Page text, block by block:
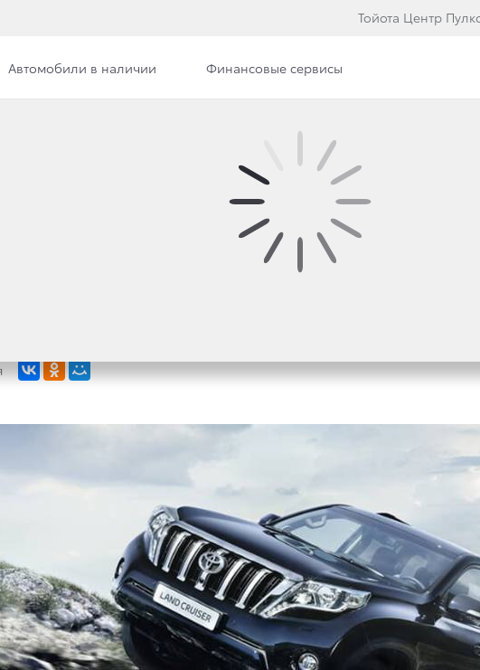
Тойота Центр
Автомобили в наличии Финансовые сервисы
LAND CRUISER
ПОДОГРЕВАТЕЛЕМ С